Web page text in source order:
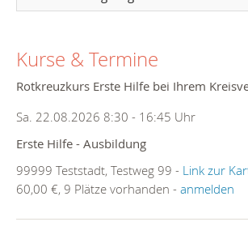
Kurse & Termine
Rotkreuzkurs Erste Hilfe bei Ihrem
Sa. 22.08.2026 8:30 - 16:45 Uhr
Erste Hilfe - Ausbildung
99999 Teststadt, Testweg 99 - Link zur
60,00 €, 9 Plätze vorhanden - anmelden